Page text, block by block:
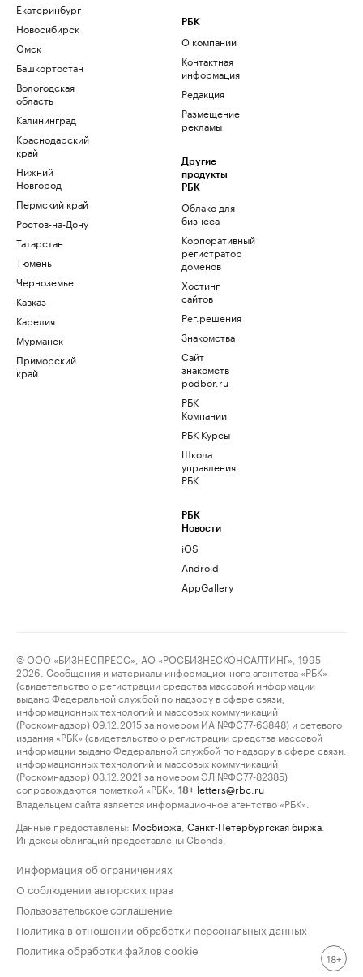
Екатеринбург
Новосибирск
Омск
Башкортостан
Вологодская
область
Калининград
Краснодарский
край
Нижний
Новгород
Пермский край
Ростов-на-Дону
Татарстан
Тюмень
Черноземье
Кавказ
Карелия
Мурманск
Приморский
край
РБК
О компании
Контактная
информация
Редакция
Размещение
рекламы
Другие
продукты
РБК
Облако для
бизнеса
Корпоративный
регистратор
доменов
Хостинг
сайтов
Рег.решения
Знакомства
Сайт
знакомств
podbor.ru
РБК
Компании
РБК Курсы
Школа
управления
РБК
РБК
Новости
iOS
Android
AppGallery
© ООО «БИЗНЕСПРЕСС», АО «РОСБИЗНЕСКОНСАЛТИНГ», 1995–
2026. Сообщения и материалы информационного агентства «РБК»
(свидетельство о регистрации средства массовой информации
выдано Федеральной службой по надзору в сфере связи,
информационных технологий и массовых коммуникаций
(Роскомнадзор) 09.12.2015 за номером ИА №ФС77-63848) и сетевого
издания «РБК» (свидетельство о регистрации средства массовой
информации выдано Федеральной службой по надзору в сфере связи,
информационных технологий и массовых коммуникаций
(Роскомнадзор) 03.12.2021 за номером ЭЛ №ФС77-82385)
сопровождаются пометкой «РБК».
18+ letters@rbc.ru
Владельцем сайта является информационное агентство «РБК».
Данные предоставлены: Мосбиржа Санкт-Петербургская биржа
Индексы облигаций предоставлены Cbonds.
Информация об ограничениях
О соблюдении авторских прав
Пользовательское соглашение
Политика в отношении обработки персональных данных
Политика обработки файлов cookie
18+